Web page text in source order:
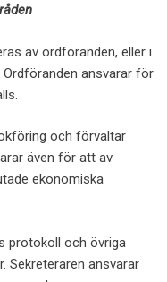
av ordföranden, eller i
ansvarar för
och förvaltar
även för att av
ekonomiska
protokoll och övriga
Sekreteraren ansvarar